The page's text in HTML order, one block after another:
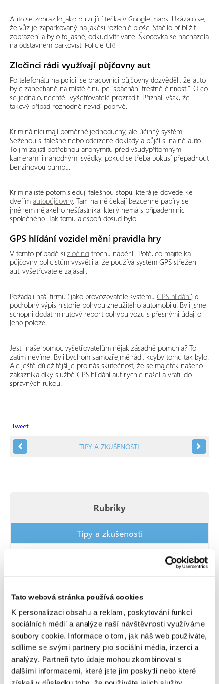
Tato webová stránka používá cookies
K personalizaci obsahu a reklam, poskytování funkcí
sociálních médií a analýze naší návštěvnosti využíváme
soubory cookie. Informace o tom, jak náš web používáte,
sdílíme se svými partnery pro sociální média, inzerci a
analýzy. Partneři tyto údaje mohou zkombinovat s
dalšími informacemi, které jste jim poskytli nebo které
Auto se zobrazilo jako pulzující tečka v Google maps. Ukázalo se,
že vůz je zaparkovaný na jakési rozlehlé ploše. Stačilo přiblížit
zobrazení a bylo to jasné, odkud vítr vane. Škodovka se nacházela
na odstavném parkovišti Policie ČR!
Zločinci rádi využívají půjčovny aut
Po telefonátu na policii se pracovníci půjčovny dozvěděli, že auto
bylo zanechané na místě činu po “spáchání trestné činnosti”. O co
se jednalo, nechtěli vyšetřovatelé prozradit. Přiznali však, že
takový případ rozhodně nevidí poprvé.
Kriminálníci mají poměrně jednoduchý, ale účinný systém.
Seženou si falešné nebo odcizené doklady a půjčí si na ně auto.
To jim zajistí potřebnou anonymitu před všudypřítomnými
kamerami i náhodnými svědky, pokud se třeba pokusí přepadnout
benzinovou pumpu.
Kriminalisté potom sledují falešnou stopu, která je dovede ke
dveřím autopůjčovny. Tam na ně čekají bezcenné papíry se
jménem nějakého nešťastníka, který nemá s případem nic
společného. Tak tomu alespoň dosud bylo.
GPS hlídání vozidel mění pravidla hry
V tomto případě si zločinci trochu naběhli. Poté, co majitelka
půjčovny policistům vysvětlila, že používá systém GPS střežení
aut, vyšetřovatelé zajásali.
Požádali naši firmu (jako provozovatele systému GPS hlídání) o
podrobný výpis historie pohybu zneužitého automobilu. Byli jsme
schopni dodat minutový report pohybu vozu s přesnými údaji o
jeho poloze.
Jestli naše pomoc vyšetřovatelům nějak zásadně pomohla? To
zatím nevíme. Byli bychom samozřejmě rádi, kdyby tomu tak bylo.
Ale ještě důležitější je pro nás skutečnost, že se majetek našeho
zákazníka díky službě GPS hlídání aut rychle našel a vrátil do
správných rukou.
Tweet
TIPY A ZKUŠENOSTI
Rubriky
Tipy a zkušenosti
Blogy z cest
Video návody
Nákladní doprava
Poslední příspěvky